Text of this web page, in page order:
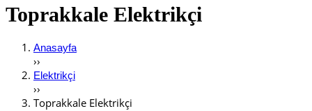
Toprakkale Elektrikçi
Anasayfa
››
Elektrikçi
››
Toprakkale Elektrikçi